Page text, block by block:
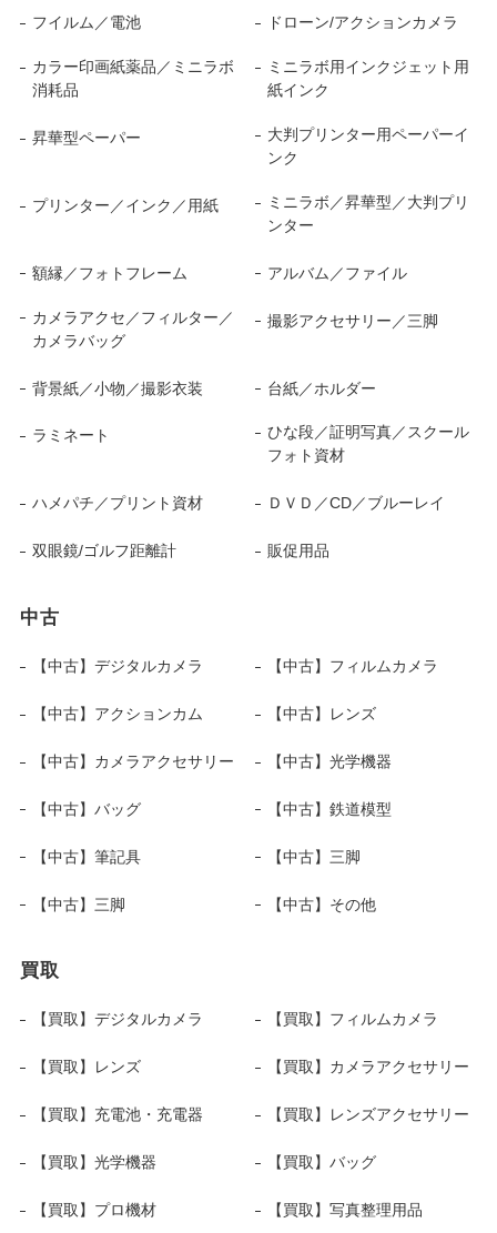
フイルム／電池 ドローン/アクションカメラ
カラー印画紙薬品／ミニラボ
消耗品
ミニラボ用インクジェット用
紙インク
昇華型ペーパー
大判プリンター用ペーパーイ
ンク
プリンター／インク／用紙
ミニラボ／昇華型／大判プリ
ンター
額縁／フォトフレーム アルバム／ファイル
カメラアクセ／フィルター／
カメラバッグ
撮影アクセサリー／三脚
背景紙／小物／撮影衣装 台紙／ホルダー
ラミネート
ひな段／証明写真／スクール
フォト資材
ハメパチ／プリント資材 ＤＶＤ／CD／ブルーレイ
双眼鏡/ゴルフ距離計 販促用品
中古
【中古】デジタルカメラ 【中古】フィルムカメラ
【中古】アクションカム 【中古】レンズ
【中古】カメラアクセサリー 【中古】光学機器
【中古】バッグ 【中古】鉄道模型
【中古】筆記具 【中古】三脚
【中古】三脚 【中古】その他
買取
【買取】デジタルカメラ 【買取】フィルムカメラ
【買取】レンズ 【買取】カメラアクセサリー
【買取】充電池・充電器 【買取】レンズアクセサリー
【買取】光学機器 【買取】バッグ
【買取】プロ機材 【買取】写真整理用品